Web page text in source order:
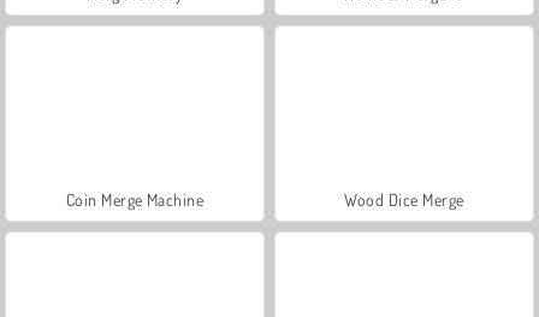
Coin Merge Machine Wood Dice Merge